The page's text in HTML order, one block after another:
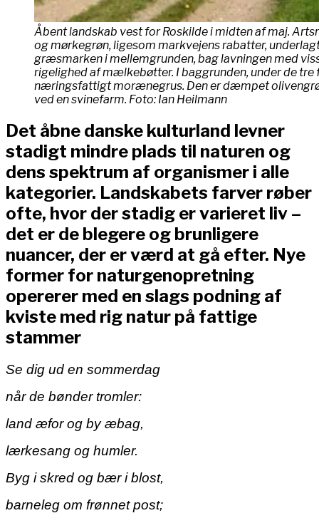
Åbent landskab vest for Roskilde i midten af maj.
og mørkegrøn, ligesom markvejens rabatter,
græsmarken i mellemgrunden, bag lavningen med
rigelighed af mælkebøtter. I baggrunden, under de
næringsfattigt morænegrus. Den er dæmpet
ved en svinefarm. Foto: Ian Heilmann
Det åbne danske kulturland levner
stadigt mindre plads til naturen og
dens spektrum af organismer i alle
kategorier. Landskabets farver røber
ofte, hvor der stadig er varieret liv –
det er de blegere og brunligere
nuancer, der er værd at gå efter. Nye
former for naturgenopretning
opererer med en slags podning af
kviste med rig natur på fattige
stammer
Se dig ud en sommerdag
når de bønder tromler:
land æfor og by æbag,
lærkesang og humler.
Byg i skred og bær i blost,
barneleg om frønnet post;